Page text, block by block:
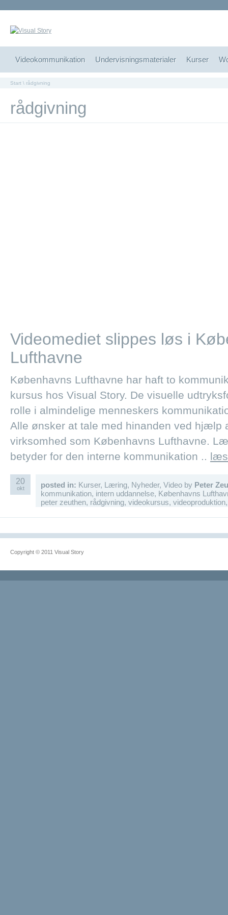
Videokommunikation Undervisningsmaterialer Kurser
Start \ rådgivning
rådgivning
Videomediet slippes løs i
Lufthavne
Københavns Lufthavne har haft to
kursus hos Visual Story. De visuelle
rolle i almindelige menneskers
Alle ønsker at tale med hinanden ved hjælp
virksomhed som Københavns Lufthavne.
betyder for den interne kommunikation .. læs
20
okt posted in: Kurser, Læring, Nyheder, Video by Peter
kommunikation, intern uddannelse, Københavns
peter zeuthen, rådgivning, videokursus, videoproduktion
Copyright © 2011 Visual Story